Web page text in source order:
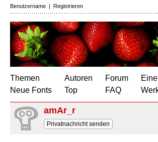
Benutzername | Registrieren
Themen
Neue Fonts
Autoren
Top
Forum
FAQ
amAr_r
Privatnachricht senden